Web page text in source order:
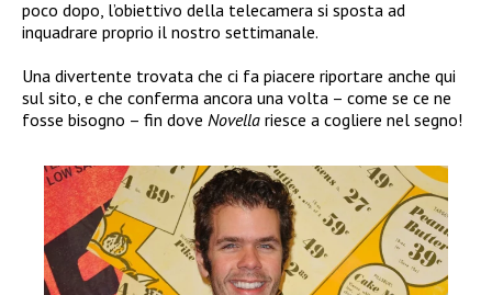
poco dopo, l’obiettivo della telecamera si sposta ad
inquadrare proprio il nostro settimanale.
Una divertente trovata che ci fa piacere riportare anche qui
sul sito, e che conferma ancora una volta – come se ce ne
fosse bisogno – fin dove Novella riesce a cogliere nel segno!